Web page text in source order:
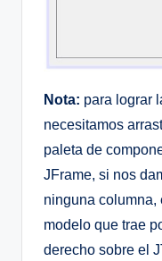
Nota: para lograr
necesitamos
paleta de
JFrame, si nos
ninguna columna,
modelo que trae
derecho sobre el